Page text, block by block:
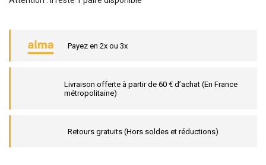
Payez en 2x ou 3x
Livraison offerte à partir de 60 € d’achat (En France
métropolitaine)
Retours gratuits (Hors soldes et réductions)